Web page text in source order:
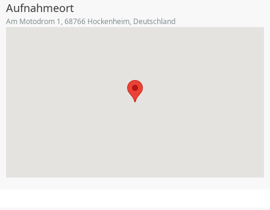
Aufnahmeort
Am Motodrom 1, 68766 Hockenheim, Deutschland